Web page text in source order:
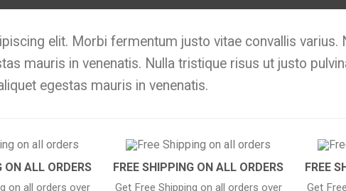
elit. Morbi fermentum justo vitae convallis varius.
mauris in venenatis. Nulla tristique risus ut justo
egestas mauris in venenatis.
ON ALL ORDERS
on all orders over
FREE SHIPPING ON ALL ORDERS
Get Free Shipping on all orders over
FREE
Get